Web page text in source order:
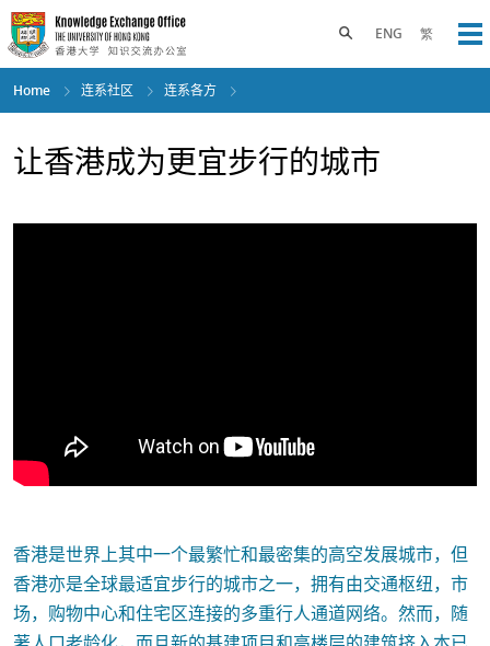
Skip
to
main
content
ENG 繁
Toggle search panel
Home 连系社区 连系各方
让香港成为更宜步行的城市
香港是世界上其中一个最繁忙和最密集的高空发展城市，但
香港亦是全球最适宜步行的城市之一，拥有由交通枢纽，市
场，购物中心和住宅区连接的多重行人通道网络。然而，随